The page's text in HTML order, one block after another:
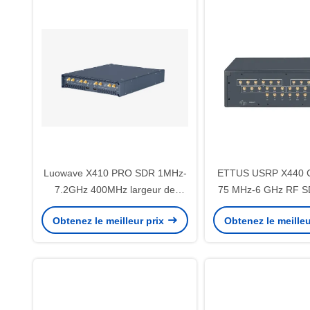
Luowave X410 PRO SDR 1MHz-
7.2GHz 400MHz largeur de
bande 4 canaux
Obtenez le meilleur prix
ETTUS USRP X440
75 MHz-6 GHz RF
de bande 200 MHz/
en phase < 1°
Obtenez le